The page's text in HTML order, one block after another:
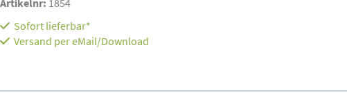
Artikelnr: 1854
Sofort lieferbar*
Versand per eMail/Download